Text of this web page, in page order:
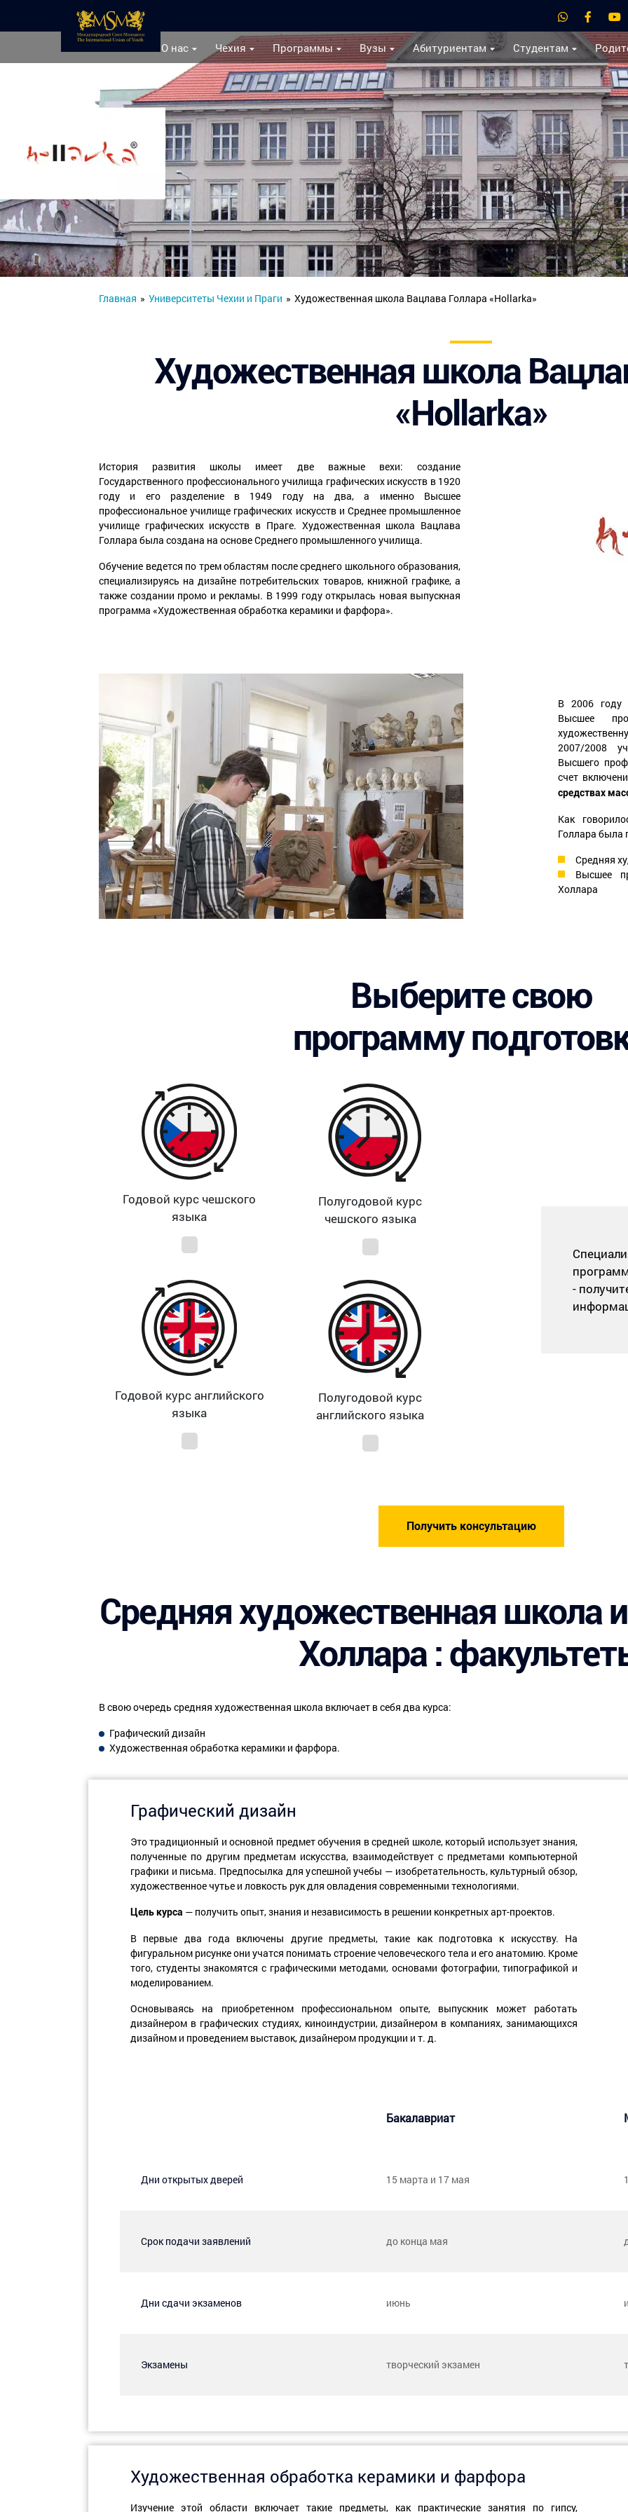
О нас Чехия Программы Вузы Абитуриентам Студентам
Главная » Университеты Чехии и Праги » Художественная школа Вацлава Голлара «Hollarka»
Художественная школа
«Hollarka»
История развития школы имеет две важные вехи: создание
Государственного профессионального училища графических искусств в 1920
году и его разделение в 1949 году на два, а именно Высшее
профессиональное училище графических искусств и Среднее промышленное
училище графических искусств в Праге. Художественная школа Вацлава
Голлара была создана на основе Среднего промышленного училища.
Обучение ведется по трем областям после среднего школьного образования,
специализируясь на дизайне потребительских товаров, книжной графике, а
также создании промо и рекламы. В 1999 году открылась новая выпускная
программа «Художественная обработка керамики и фарфора».
В 2006 году
Высшее
2007/2008
Высшего
счет
средствах
Как
Голлара была
Средняя
Высшее
Холлара
Выберите свою
программу
Годовой курс чешского
языка
Полугодовой курс
чешского языка
Годовой курс английского
языка
Полугодовой курс
английского языка
-
Получить консультацию
Средняя художественная школа
Холлара :
В свою очередь средняя художественная школа включает в себя два курса:
Графический дизайн
Художественная обработка керамики и фарфора.
Графический дизайн
Это традиционный и основной предмет обучения в средней школе, который использует знания,
полученные по другим предметам искусства, взаимодействует с предметами компьютерной
графики и письма. Предпосылка для успешной учебы — изобретательность, культурный обзор,
художественное чутье и ловкость рук для овладения современными технологиями.
Цель курса — получить опыт, знания и независимость в решении конкретных арт-проектов.
В первые два года включены другие предметы, такие как подготовка к искусству. На
фигуральном рисунке они учатся понимать строение человеческого тела и его анатомию. Кроме
того, студенты знакомятся с графическими методами, основами фотографии, типографикой и
моделированием.
Основываясь на приобретенном профессиональном опыте, выпускник может работать
дизайнером в графических студиях, киноиндустрии, дизайнером в компаниях, занимающихся
дизайном и проведением выставок, дизайнером продукции и т. д.
Бакалавриат
Дни открытых дверей 15 марта и 17 мая
Срок подачи заявлений до конца мая
Дни сдачи экзаменов июнь
Экзамены творческий экзамен
Художественная обработка керамики и фарфора
Изучение этой области включает такие предметы, как практические занятия по гипсу,